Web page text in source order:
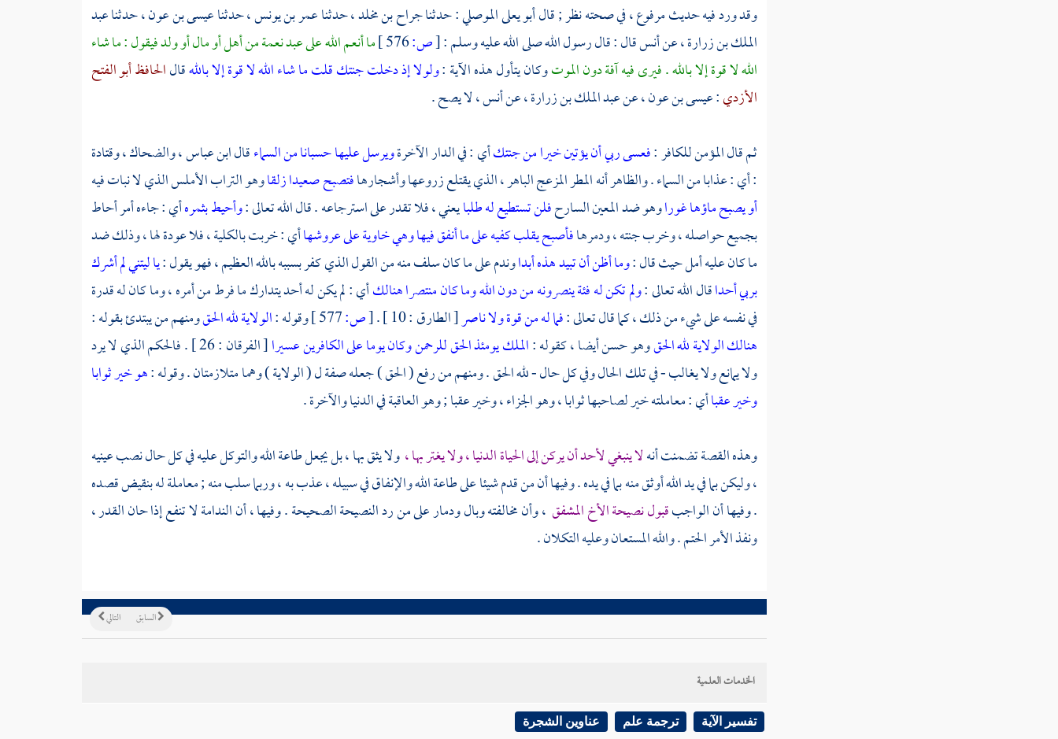
وقد ورد فيه حديث مرفوع ، في صحته نظر ; قالأبو يعلى الموصلي: حدثناجراح بن مخلد، حدثناعمر بن يونس ،حدثناعيسى بن عون، حدثناعبد
الملك بن زرارة ،عنأنسقال : قال رسول الله صلى الله عليه وسلم :[ص:576 ]
ما أنعم الله على عبد نعمة من أهل أو مال أو ولد فيقول : ما شاء
الله لا قوة إلا بالله . فيرى فيه آفة دون الموتوكان يتأول هذه الآية :ولولا إذ دخلت جنتك قلت ما شاء الله لا قوة إلا باللهقالالحافظ أبو الفتح
الأزدي:عيسى بن عون ،عنعبد الملك بن زرارة ،عنأنس ،لا يصح .
ثم قال المؤمن للكافر :فعسى ربي أن يؤتين خيرا من جنتكأي : في الدار الآخرةويرسل عليها حسبانا من السماءقالابن عباس،والضحاك،وقتادة
: أي : عذابا من السماء . والظاهر أنه المطر المزعج الباهر ، الذي يقتلع زروعها وأشجارهافتصبح صعيدا زلقاوهو التراب الأملس الذي لا نبات فيه
أو يصبح ماؤها غوراوهو ضد المعين السارحفلن تستطيع له طلبايعني ، فلا تقدر على استرجاعه . قال الله تعالى :وأحيط بثمرهأي : جاءه أمر أحاط
بجميع حواصله ، وخرب جنته ، ودمرهافأصبح يقلب كفيه على ما أنفق فيها وهي خاوية على عروشهاأي : خربت بالكلية ، فلا عودة لها ، وذلك ضد
ما كان عليه أمل حيث قال :وما أظن أن تبيد هذه أبداوندم على ما كان سلف منه من القول الذي كفر بسببه بالله العظيم ، فهو يقول :يا ليتني لم أشرك
بربي أحداقال الله تعالى :ولم تكن له فئة ينصرونه من دون الله وما كان منتصرا هنالكأي : لم يكن له أحد يتدارك ما فرط من أمره ، وما كان له قدرة
في نفسه على شيء من ذلك ، كما قال تعالى :فما له من قوة ولا ناصر[ الطارق : 10 ] . [ص: وقوله :الولاية لله الحقومنهم من يبتدئ بقوله :
هنالك الولاية لله الحقوهو حسن أيضا ، كقوله :الملك يومئذ الحق للرحمن وكان يوما على الكافرين عسيرا
[ الفرقان : 26 ] . فالحكم الذي لا يرد
ولا يمانع ولا يغالب - في تلك الحال وفي كل حال - لله الحق . ومنهم من رفع ( الحق ) جعله صفة ل ( الولاية ) وهما متلازمتان . وقوله :هو خير ثوابا
وخير عقباأي : معاملته خير لصاحبها ثوابا ، وهو الجزاء ، وخير عقبا ; وهو العاقبة في الدنيا والآخرة .
وهذه القصة تضمنت أنهلا ينبغي لأحد أن يركن إلى الحياة الدنيا ، ولا يغتر بها ،ولا يثق بها ، بل يجعل طاعة الله والتوكل عليه في كل حال نصب عينيه
، وليكن بما في يد الله أوثق منه بما في يده . وفيها أن من قدم شيئا على طاعة الله والإنفاق في سبيله ، عذب به ، وربما سلب منه ; معاملة له بنقيض قصده
. وفيها أن الواجبقبول نصيحة الأخ المشفق ، وأن مخالفته وبال ودمار على من رد النصيحة الصحيحة . وفيها ، أن الندامة لا تنفع إذا حان القدر ،
ونفذ الأمر الحتم . والله المستعان وعليه التكلان .
التالي السابق
الخدمات العلمية
تفسير الآية ترجمة علم عناوين الشجرة